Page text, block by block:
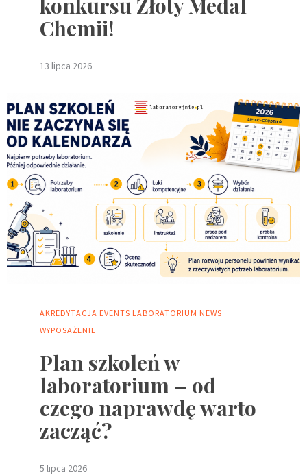
Chemii!
13 lipca 2026
AKREDYTACJA EVENTS LABORATORIUM NEWS
WYPOSAŻENIE
Plan szkoleń w
laboratorium – od
czego naprawdę warto
zacząć?
5 lipca 2026